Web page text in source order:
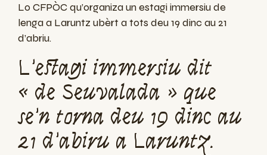
Lo CFPÒC qu’organiza un estagi immersiu de
lenga a Laruntz ubèrt a tots deu 19 dinc au 21
d’abriu.
L’estagi immersiu dit
« de Seuvalada » que
se’n torna deu 19 dinc au
21 d’abiru a Laruntz.